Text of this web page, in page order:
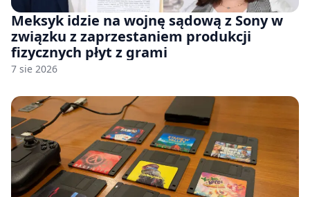
Meksyk idzie na wojnę sądową z Sony w
związku z zaprzestaniem produkcji
fizycznych płyt z grami
7 sie 2026